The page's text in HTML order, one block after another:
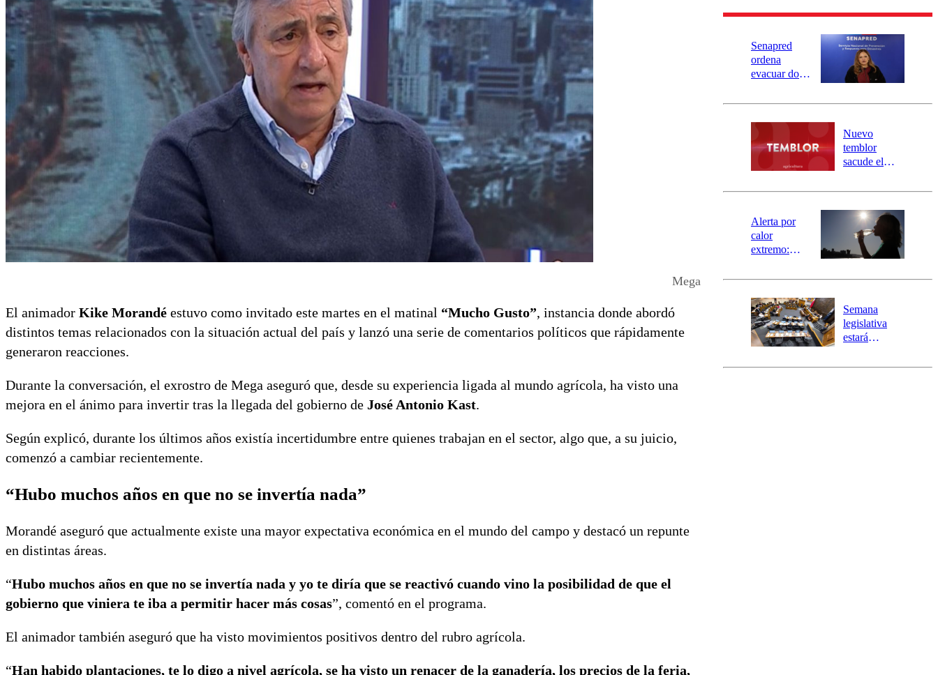
Mega
El animador Kike Morandé estuvo como invitado este martes en el matinal “Mucho Gusto”, instancia donde abordó
distintos temas relacionados con la situación actual del país y lanzó una serie de comentarios políticos que rápidamente
generaron reacciones.
Durante la conversación, el exrostro de Mega aseguró que, desde su experiencia ligada al mundo agrícola, ha visto una
mejora en el ánimo para invertir tras la llegada del gobierno de José Antonio Kast.
Según explicó, durante los últimos años existía incertidumbre entre quienes trabajan en el sector, algo que, a su juicio,
comenzó a cambiar recientemente.
“Hubo muchos años en que no se invertía nada”
Morandé aseguró que actualmente existe una mayor expectativa económica en el mundo del campo y destacó un repunte
en distintas áreas.
“Hubo muchos años en que no se invertía nada y yo te diría que se reactivó cuando vino la posibilidad de que el
gobierno que viniera te iba a permitir hacer más cosas”, comentó en el programa.
El animador también aseguró que ha visto movimientos positivos dentro del rubro agrícola.
“Han habido plantaciones, te lo digo a nivel agrícola, se ha visto un renacer de la ganadería, los precios de la feria,
Senapred
ordena
evacuar dos
Carahue por
río Damas:
activa
mensajería
SAE
Nuevo
temblor
sacude el
revisa la
epicentro
Alerta por
calor
extremo:
activa Alerta
Preventiva en
tres comunas
Semana
legislativa
estará
el fin de la